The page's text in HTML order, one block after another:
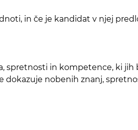
in če je kandidat v njej
spretnosti in kompetence, ki jih
nobenih znanj,